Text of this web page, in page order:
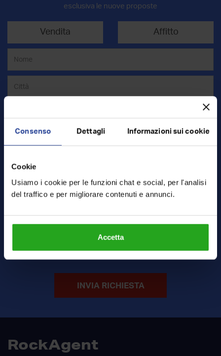
Consenso Dettagli Informazioni sui cookie
Cookie
Usiamo i cookie per le funzioni chat e social, per l'analisi
del traffico e per migliorare contenuti e annunci.
Accetta
esclusiva le nuove proposte
Vendita Affitto
Mq
€
Ho letto e accettoterminieprivacy
INVIA RICHIESTA
RockAgent